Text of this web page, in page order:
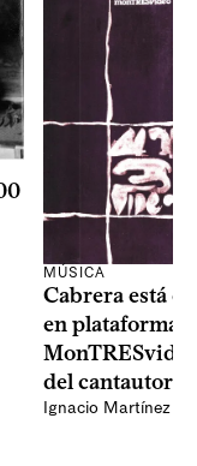
MÚSICA
Cabrera está
en plataformas
del cantautor
Ignacio Martínez